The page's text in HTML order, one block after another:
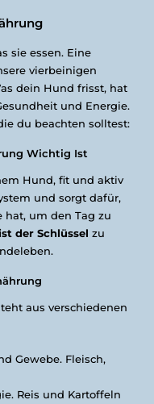
sie essen. Eine
vierbeinigen
dein Hund frisst, hat
und Energie.
du beachten solltest:
Wichtig Ist
Hund, fit und aktiv
und sorgt dafür,
hat, um den Tag zu
der Schlüssel zu
aus verschiedenen
Gewebe. Fleisch,
Reis und Kartoffeln